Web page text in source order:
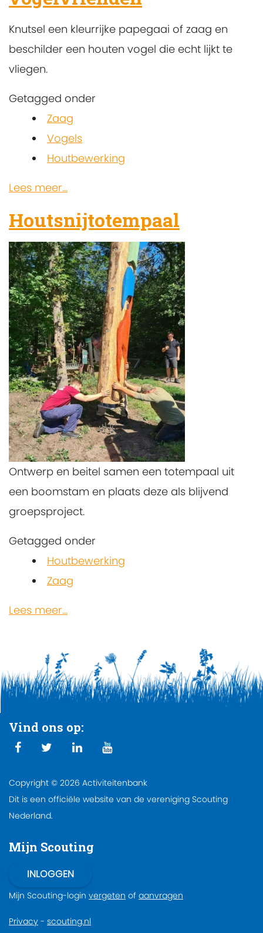
Knutsel een kleurrijke papegaai of zaag en
beschilder een houten vogel die echt lijkt te
vliegen.
Getagged onder
Zaag
Vogels
Houtbewerking
Lees meer...
Houtsnijtotempaal
Ontwerp en beitel samen een totempaal uit
een boomstam en plaats deze als blijvend
groepsproject.
Getagged onder
Houtbewerking
Zaag
Lees meer...
Vind ons op:
Copyright © 2026 Activiteitenbank
Dit is een officiële website van de vereniging Scouting
Nederland.
Mijn Scouting
Mijn Scouting-login vergeten of aanvragen
Privacy - scouting.nl